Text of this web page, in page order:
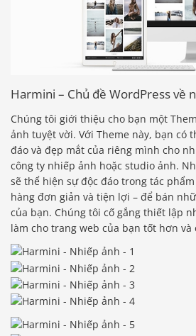
Harmini – Chủ đề WordPress về
Chúng tôi giới thiệu cho bạn một
ảnh tuyệt vời. Với Theme này, bạn có
đáo và đẹp mắt của riêng mình cho
công ty nhiếp ảnh hoặc studio ảnh.
sẽ thể hiện sự độc đáo trong tác
hàng đơn giản và tiện lợi – để bán
của bạn. Chúng tôi cố gắng thiết lập
làm cho trang web của bạn tốt hơn và